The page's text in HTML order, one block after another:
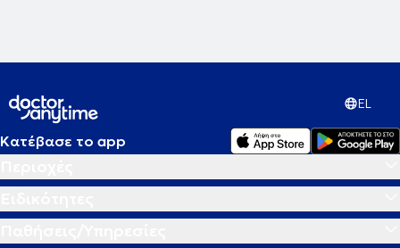
EL
Κατέβασε το app